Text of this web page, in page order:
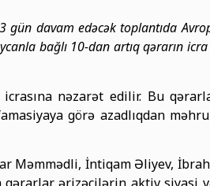
gün davam edəcək toplantıda
bağlı 10-dan artıq qərarın
nəzarət edilir. Bu
görə azadlıqdan
Məmmədli, İntiqam Əliyev,